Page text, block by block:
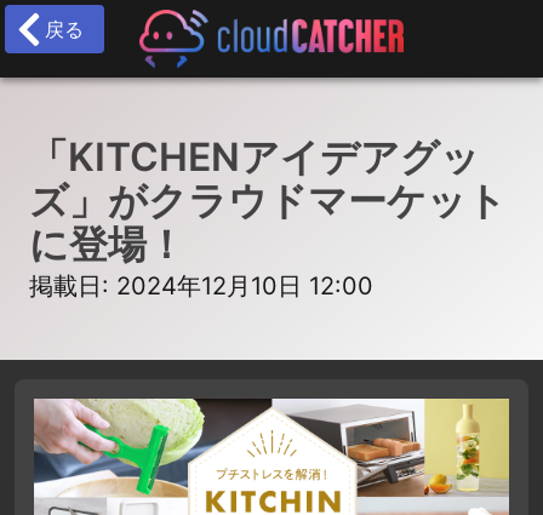
戻る
「KITCHENアイデアグッ
ズ」がクラウドマーケット
に登場！
掲載日: 2024年12月10日 12:00